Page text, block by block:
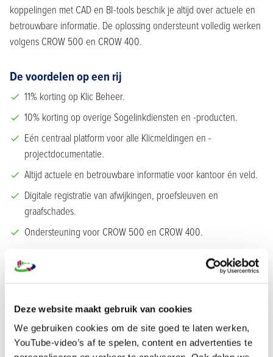
Deze website maakt gebruik van cookies
We gebruiken cookies om de site goed te laten werken,
YouTube-video’s af te spelen, content en advertenties te
koppelingen met CAD en BI-tools beschik je altijd over actuele en
betrouwbare informatie. De oplossing ondersteunt volledig werken
volgens CROW 500 en CROW 400.
De voordelen op een rij
11% korting op Klic Beheer.
10% korting op overige Sogelinkdiensten en -producten.
Eén centraal platform voor alle Klicmeldingen en -
projectdocumentatie.
Altijd actuele en betrouwbare informatie voor kantoor én veld.
Digitale registratie van afwijkingen, proefsleuven en
graafschades.
Ondersteuning voor CROW 500 en CROW 400.
Goed om te weten
Met Klic Beheer importeer je DWG’s en exporteer je gegevens
(Klic-meldingen) naar CAD, koppel met BI-tooling en maak je je
proces volledig datagedreven, efficiënt, veilig en futureproof.